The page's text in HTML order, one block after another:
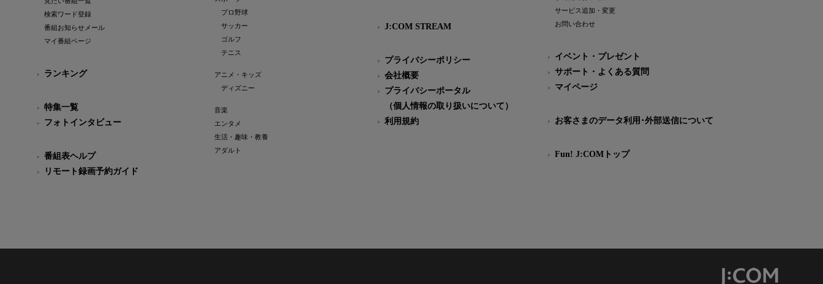
検索ワード登録
番組お知らせメール
マイ番組ページ
ランキング
特集一覧
フォトインタビュー
番組表ヘルプ
リモート録画予約ガイド
プロ野球
サッカー
ゴルフ
テニス
アニメ・キッズ
ディズニー
音楽
エンタメ
生活・趣味・教養
アダルト
J:COM STREAM
プライバシーポリシー
会社概要
プライバシーポータル
（個人情報の取り扱いについて）
利用規約
サービス追加・変更
お問い合わせ
イベント・プレゼント
サポート・よくある質問
マイページ
お客さまのデータ利用･外部送信について
Fun! J:COMトップ